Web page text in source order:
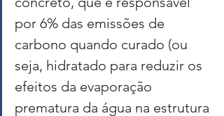
por 6% das emissões de
carbono quando curado (ou
seja, hidratado para reduzir os
efeitos da evaporação
prematura da água na estrutura